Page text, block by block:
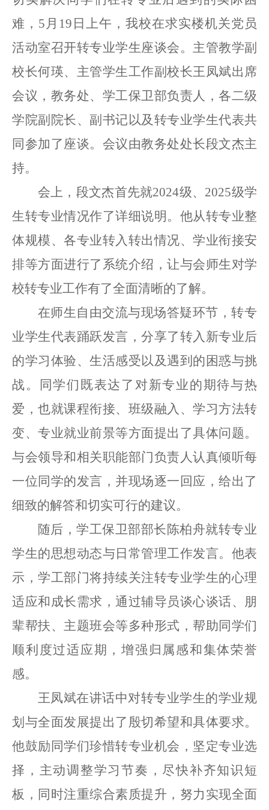
难， 5月19日上午，我校在求实楼机关党员
活动室召开转专业学生座谈会。 主管教学副
校长何瑛、 主管学生工作副校长王凤斌出席
会议， 教务处、学工保卫部负责人， 各二级
学院副院长、副书记以及转专业学生代表共
同参加了 座谈。会议由教务处处长段文杰主
持。
会上，段文杰首先就2024级、2025级学
生转专业情况作了详细说明。他从转专业整
体规模、各专业转入转出情况、学业衔接安
排等方面进行了系统介绍，让与会师生对学
校转专业工作有了全面清晰的了解。
在师生自由交流与现场答疑环节，转专
业学生代表踊跃发言，分享了转入新专业后
的学习体验、生活感受以及遇到的困惑与挑
战。同学们既表达了对新专业的期待与热
爱，也就课程衔接、班级融入、学习方法转
变、专业就业前景等方面提出了具体问题。
与会领导和相关职能部门负责人认真倾听每
一位同学的发言，并现场逐一回应，给出了
细致的解答和切实可行的建议。
随后，学工保卫部部长陈柏舟就转专业
学生的思想动态与日常管理工作发言。他表
示，学工部门将持续关注转专业学生的心理
适应和成长需求，通过辅导员谈心谈话、朋
辈帮扶、主题班会等多种形式，帮助同学们
顺利度过适应期，增强归属感和集体荣誉
感。
王凤斌在讲话中对转专业学生的学业规
划与全面发展提出了殷切希望和具体要求。
他鼓励同学们珍惜转专业机会，坚定专业选
择，主动调整学习节奏，尽快补齐知识短
板，同时注重综合素质提升，努力实现全面